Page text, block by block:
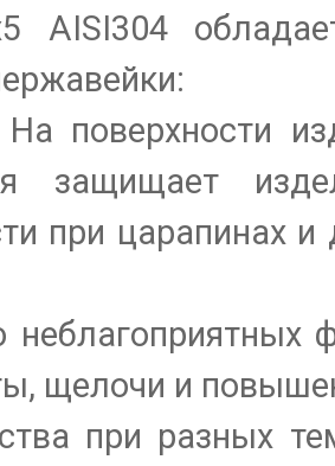
AISI304
поверхности
защищает
при царапинах и
щелочи и
при разных